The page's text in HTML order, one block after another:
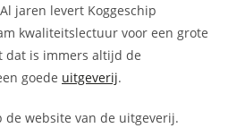
jaren levert Koggeschip
kwaliteitslectuur voor een grote
dat is immers altijd de
goede uitgeverij.
website van de uitgeverij.